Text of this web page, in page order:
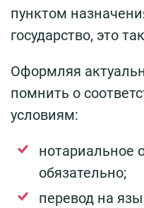
пунктом
государство, это
Оформляя
помнить о
условиям:
нотариальное
обязательно;
перевод на